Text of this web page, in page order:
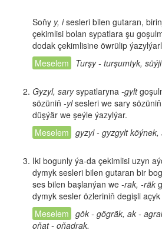
Soňy y, isesleri bilen gutaran,
çekimlisi bolan sypatlara şu
dodak çekimlisine öwrülip
Turşy - turşumtyk,
Gyzyl, sarysypatlaryna -gylt
sözüniň -ylsesleri we sary
düşýär we şeýle ýazylýar.
gyzyl - gyzgylt
Iki bogunly ýa-da çekimlisi uzyn
dymyk sesleri bilen gutaran bir
ses bilen başlanýan we -rak, -räk
dymyk sesler özleriniň degişli
gök - gögräk, ak -
oňat - oňadrak.